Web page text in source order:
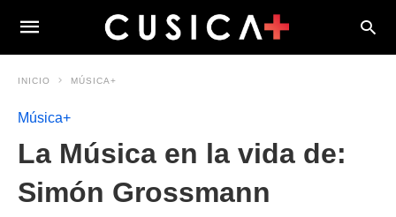
INICIO MÚSICA+
Música+
La Música en la vida de:
Simón Grossmann